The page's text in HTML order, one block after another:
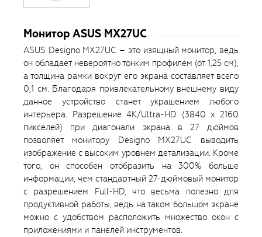
Монитор ASUS MX27UC
ASUS Designo MX27UC – это изящный монитор, ведь
он обладает невероятно тонким профилем (от 1,25 см),
а толщина рамки вокруг его экрана составляет всего
0,1 см. Благодаря привлекательному внешнему виду
данное устройство станет украшением любого
интерьера. Разрешение 4K/Ultra-HD (3840 x 2160
пикселей) при диагонали экрана в 27 дюймов
позволяет монитору Designo MX27UC выводить
изображение с высоким уровнем детализации. Кроме
того, он способен отобразить на 300% больше
информации, чем стандартный 27-дюймовый монитор
с разрешением Full-HD, что весьма полезно для
продуктивной работы, ведь на таком большом экране
можно с удобством расположить множество окон с
приложениями и панелей инструментов.